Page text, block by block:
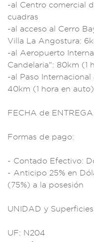
-a l Centro comercial
cuadras
-al acceso al Cerro
Villa La Angostura:
-a l Aeropuerto Interna
Candelaria": 80km (1
-al Paso Internacional
40km (1 hora en auto)
FECHA de
Formas de pago:
- Contado Efectivo:
- Anticipo 25% en
(75%) a la posesión
UNIDAD y Superficies
UF: N204